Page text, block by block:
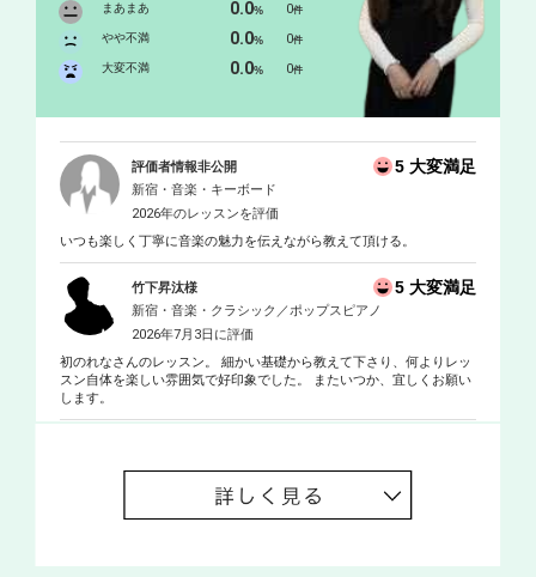
ロンズ、ヘンリ・シーグフリードソン、今川映美子、チェンバロ
を西山まりえの各氏に師事。 中学高等学校専修免許（音楽）取
得。
まあまあ 0.0% 0件
やや不満 0.0% 0件
大変不満 0.0% 0件
評価者情報非公開 5 大変満足
新宿・音楽・キーボード
2026年のレッスンを評価
いつも楽しく丁寧に音楽の魅力を伝えながら教えて頂ける。
竹下昇汰様 5 大変満足
新宿・音楽・クラシック／ポップスピアノ
2026年7月3日に評価
初のれなさんのレッスン。 細かい基礎から教えて下さり、何よりレッ
スン自体を楽しい雰囲気で好印象でした。 またいつか、宜しくお願い
します。